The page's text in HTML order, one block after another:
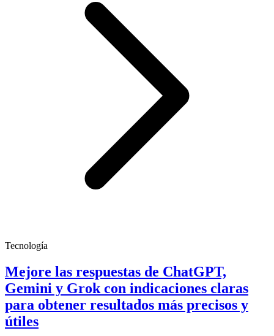
Tecnología
Mejore las respuestas de ChatGPT,
Gemini y Grok con indicaciones claras
para obtener resultados más precisos y
útiles